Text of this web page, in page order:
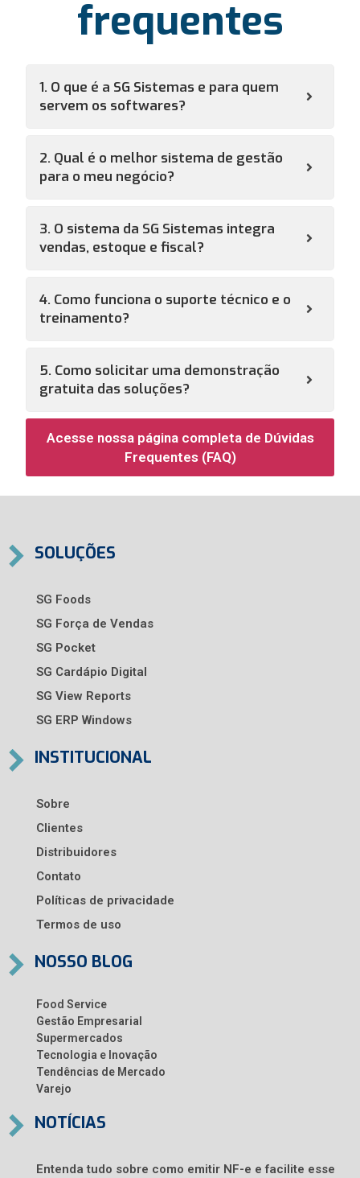
frequentes
1. O que é a SG Sistemas e para quem
servem os softwares?
2. Qual é o melhor sistema de gestão
para o meu negócio?
3. O sistema da SG Sistemas integra
vendas, estoque e fiscal?
4. Como funciona o suporte técnico e o
treinamento?
5. Como solicitar uma demonstração
gratuita das soluções?
Acesse nossa página completa de Dúvidas
Frequentes (FAQ)
SOLUÇÕES
SG Foods
SG Força de Vendas
SG Pocket
SG Cardápio Digital
SG View Reports
SG ERP Windows
INSTITUCIONAL
Sobre
Clientes
Distribuidores
Contato
Políticas de privacidade
Termos de uso
NOSSO BLOG
Food Service
Gestão Empresarial
Supermercados
Tecnologia e Inovação
Tendências de Mercado
Varejo
NOTÍCIAS
Entenda tudo sobre como emitir NF-e e facilite esse